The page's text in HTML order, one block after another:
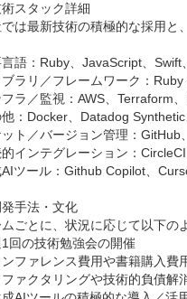
スタック詳細
は最新技術の積極的な採用と
語：Ruby、JavaScript、Swift
ブラリ／フレームワーク：
ラ／監視：AWS、Terraform
他：Docker、Datadog
ト／バージョン管理：GitHub
インテグレーション：CircleCI
ツール：Github Copilot、
手法・文化
ごとに、状況に応じて以下の
1回の技術勉強会の開催
ンファレンス費用や書籍購入費
ファクタリングや技術的負債解